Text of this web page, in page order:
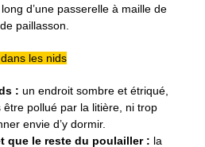
d’une passerelle à maille de
paillasson.
les nids
: un endroit sombre et étriqué,
être pollué par la litière, ni trop
envie d’y dormir.
que le reste du poulailler : la